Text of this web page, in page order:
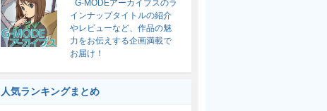
G-MODEアーカイブスのラ
インナップタイトルの紹介
やレビューなど、作品の魅
力をお伝えする企画満載で
お届け！
人気ランキングまとめ